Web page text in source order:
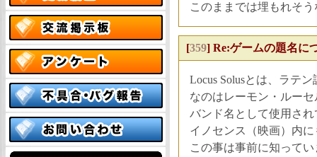
このままでは埋もれそ
[359] Re:ゲームの題名
Locus Solusとは、ラテ
なのはレーモン・ルー
バンド名として使用さ
イノセンス（映画）内
この事は事前に知って